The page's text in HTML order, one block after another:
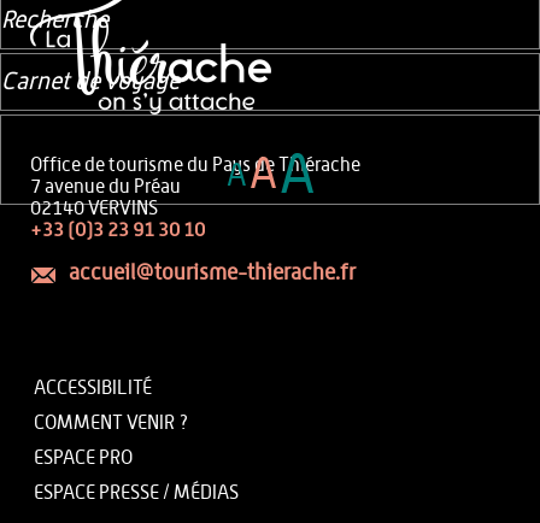
Office de tourisme du Pays de Thiérache
7 avenue du Préau
02140 VERVINS
+33 (0)3 23 91 30 10
accueil@tourisme-thierache.fr
ACCESSIBILITÉ
COMMENT VENIR ?
ESPACE PRO
ESPACE PRESSE / MÉDIAS
Recherche
Carnet de voyage
AAA